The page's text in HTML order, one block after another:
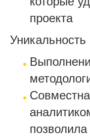
проекта
Уникальность